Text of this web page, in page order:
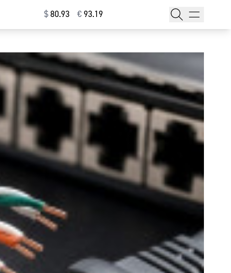
$⁠80.93 € ⁠93.19